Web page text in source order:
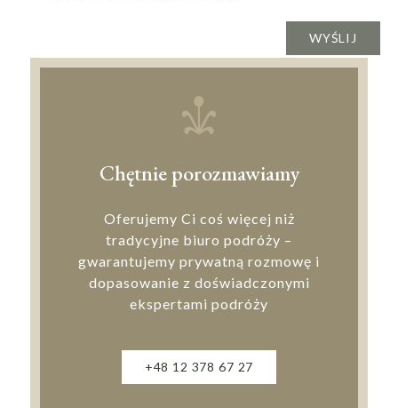
Chętnie porozmawiamy
Oferujemy Ci coś więcej niż
tradycyjne biuro podróży –
gwarantujemy prywatną rozmowę i
dopasowanie z doświadczonymi
ekspertami podróży
+48 12 378 67 27